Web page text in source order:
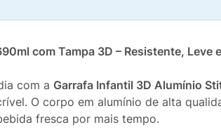
com Tampa 3D – Resistente, Leve
com a Garrafa Infantil 3D Alumínio
O corpo em alumínio de alta
fresca por mais tempo.